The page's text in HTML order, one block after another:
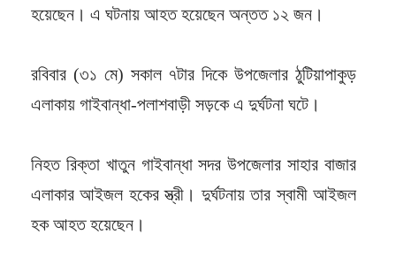
হয়েছেন। এ ঘটনায় আহত হয়েছেন অন্তত ১২ জন।
রবিবার (৩১ মে) সকাল ৭টার দিকে উপজেলার ঠুটিয়াপাকুড়
এলাকায় গাইবান্ধা-পলাশবাড়ী সড়কে এ দুর্ঘটনা ঘটে।
নিহত রিক্তা খাতুন গাইবান্ধা সদর উপজেলার সাহার বাজার
এলাকার আইজল হকের স্ত্রী। দুর্ঘটনায় তার স্বামী আইজল
হক আহত হয়েছেন।